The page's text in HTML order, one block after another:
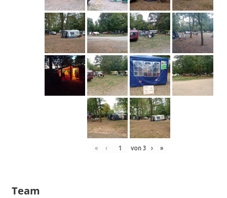
« ‹ von 3 › »
Team